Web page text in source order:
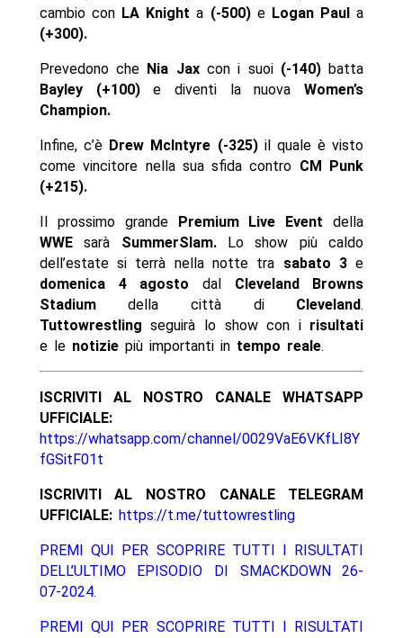
cambio con LA Knight a (-500)e Logan Paul a
(+300).
Prevedono che Nia Jaxcon i suoi (-140)batta
Bayley (+100)e diventi la nuovaWomen’s
Champion.
Infine, c’è Drew McIntyre (-325)il quale è visto
come vincitore nella sua sfida contro CM Punk
(+215).
Il prossimo grande Premium Live Event della
WWEsarà SummerSlam.Lo show più caldo
dell’estate si terrà nella notte tra sabato 3e
domenica 4 agosto dal Cleveland Browns
Stadiumdella città di Cleveland.
Tuttowrestling seguirà lo show con i risultati
e le notiziepiù importanti in tempo reale.
ISCRIVITI AL NOSTRO CANALE WHATSAPP
UFFICIALE:
https://whatsapp.com/channel/0029VaE6VKfLI8Y
fGSitF01t
ISCRIVITI AL NOSTRO CANALE TELEGRAM
UFFICIALE: https://t.me/tuttowrestling
PREMI QUI PER SCOPRIRE TUTTI I RISULTATI
DELL’ULTIMO EPISODIO DI SMACKDOWN 26-
07-2024.
PREMI QUI PER SCOPRIRE TUTTI I RISULTATI